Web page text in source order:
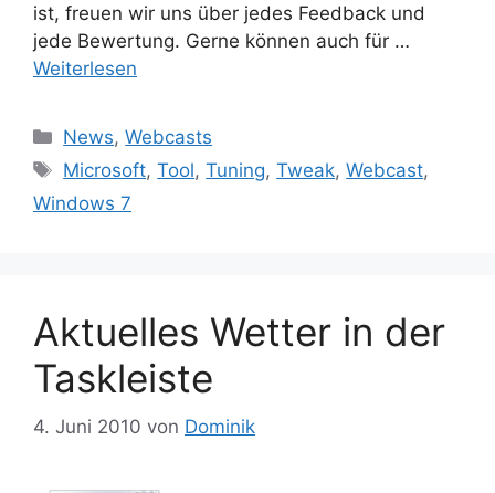
ist, freuen wir uns über jedes Feedback und
jede Bewertung. Gerne können auch für …
Weiterlesen
Kategorien
News,Webcasts
Schlagwörter
Microsoft,Tool,Tuning,Tweak,Webcast,
Windows 7
Aktuelles Wetter in der
Taskleiste
4. Juni 2010 von Dominik